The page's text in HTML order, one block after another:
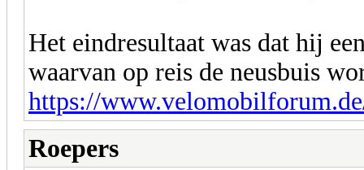
Het eindresultaat was dat hij
waarvan op reis de neusbuis
https://
Roepers